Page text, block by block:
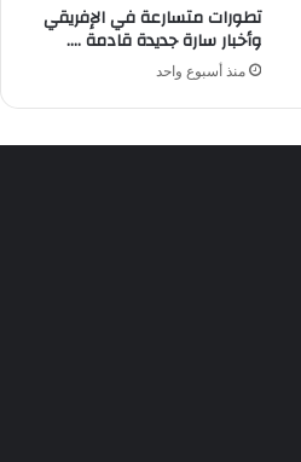
تطورات متسارعة في الإفريقي
وأخبار سارة جديدة قادمة ….
منذ أسبوع واحد